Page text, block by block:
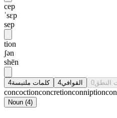
cep
ˈsɛp
sep
tion
ʃən
shēn
كلمات ملتبسة4 القوافي4 النطق0
concoctionconcretionconniption
Noun (4)